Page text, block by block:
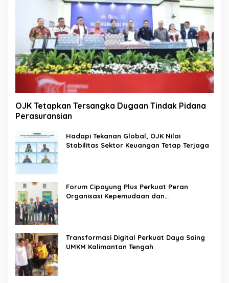
OJK Tetapkan Tersangka Dugaan Tindak Pidana
Perasuransian
Hadapi Tekanan Global, OJK Nilai
Stabilitas Sektor Keuangan Tetap Terjaga
Forum Cipayung Plus Perkuat Peran
Organisasi Kepemudaan dan
Transformasi Digital Perkuat Daya Saing
UMKM Kalimantan Tengah